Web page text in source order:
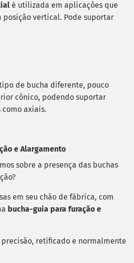
é utilizada em aplicações que
posição vertical. Pode suportar
de bucha diferente, pouco
cônico, podendo suportar
axiais.
e Alargamento
sobre a presença das buchas
em seu chão de fábrica, com
bucha-guia para furação e
retificado e normalmente